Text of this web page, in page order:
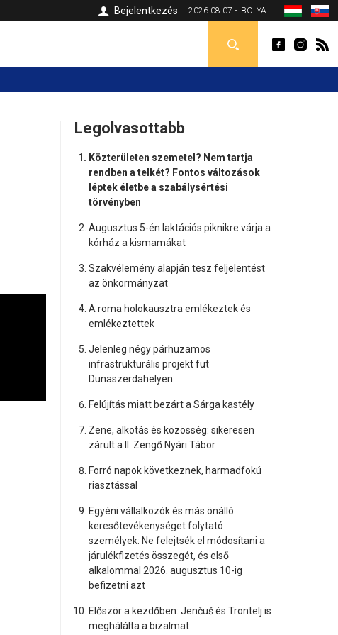
2026.08.07 - IBOLYA
Bejelentkezés
Legolvasottabb
Közterületen szemetel? Nem tartja
rendben a telkét? Fontos változások
léptek életbe a szabálysértési
törvényben
Augusztus 5-én laktációs piknikre várja a
kórház a kismamákat
Szakvélemény alapján tesz feljelentést
az önkormányzat
A roma holokausztra emlékeztek és
emlékeztettek
Jelenleg négy párhuzamos
infrastrukturális projekt fut
Dunaszerdahelyen
Felújítás miatt bezárt a Sárga kastély
Zene, alkotás és közösség: sikeresen
zárult a II. Zengő Nyári Tábor
Forró napok következnek, harmadfokú
riasztással
Egyéni vállalkozók és más önálló
keresőtevékenységet folytató
személyek: Ne felejtsék el módosítani a
járulékfizetés összegét, és első
alkalommal 2026. augusztus 10-ig
befizetni azt
Először a kezdőben: Jenčuš és Trontelj is
meghálálta a bizalmat